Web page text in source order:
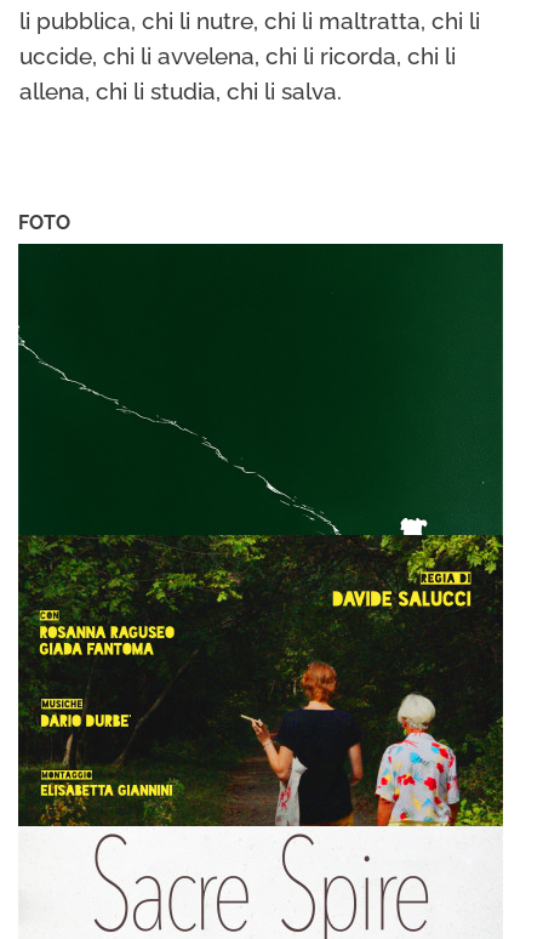
li pubblica, chi li nutre, chi li maltratta, chi li
uccide, chi li avvelena, chi li ricorda, chi li
allena, chi li studia, chi li salva.
FOTO